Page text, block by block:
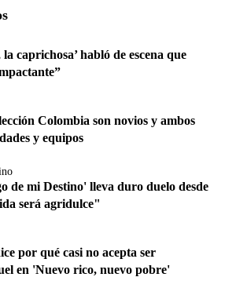
caprichosa’ habló de escena que
Colombia son novios y ambos
y equipos
de mi Destino' lleva duro duelo desde
será agridulce"
por qué casi no acepta ser
en 'Nuevo rico, nuevo pobre'